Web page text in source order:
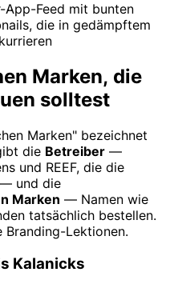
App-Feed mit bunten
die in gedämpftem
Marken, die
solltest
Marken" bezeichnet
die Betreiber —
und REEF, die die
— und die
Marken — Namen wie
tatsächlich bestellen.
Branding-Lektionen.
Kalanicks